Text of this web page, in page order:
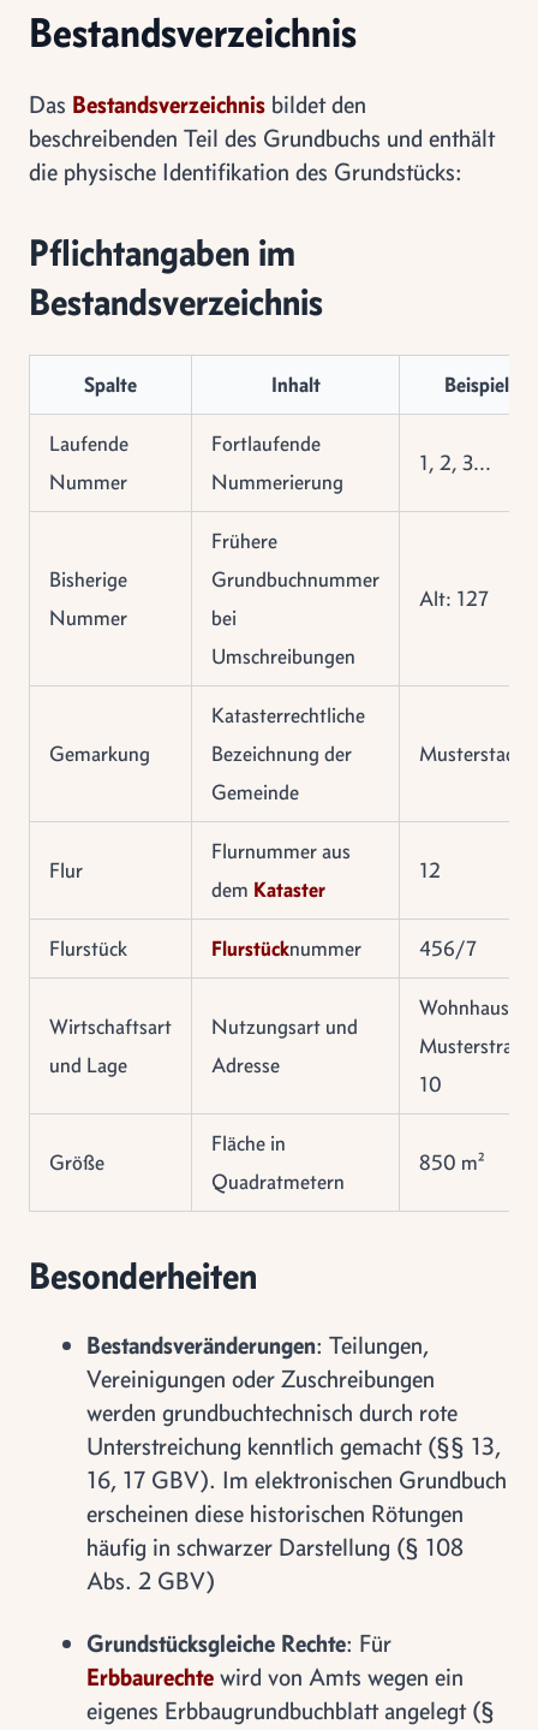
Bestandsverzeichnis
Das Bestandsverzeichnis bildet den
beschreibenden Teil des Grundbuchs und enthält
die physische Identifikation des Grundstücks:
Pflichtangaben im
Bestandsverzeichnis
Spalte Inhalt Beispiel
Laufende
Nummer
Fortlaufende
Nummerierung
1, 2, 3...
Bisherige
Nummer
Frühere
Grundbuchnummer
bei
Umschreibungen
Alt: 127
Gemarkung
Katasterrechtliche
Bezeichnung der
Gemeinde
Musterstadt
Flur
Flurnummer aus
dem Kataster
12
Flurstück Flurstücknummer 456/7
Wirtschaftsart
und Lage
Nutzungsart und
Adresse
Wohnhaus,
Musterstraße
10
Größe
Fläche in
Quadratmetern
850 m²
Besonderheiten
Bestandsveränderungen: Teilungen,
Vereinigungen oder Zuschreibungen
werden grundbuchtechnisch durch rote
Unterstreichung kenntlich gemacht (§§ 13,
16, 17 GBV). Im elektronischen Grundbuch
erscheinen diese historischen Rötungen
häufig in schwarzer Darstellung (§ 108
Abs. 2 GBV)
Grundstücksgleiche Rechte: Für
Erbbaurechte wird von Amts wegen ein
eigenes Erbbaugrundbuchblatt angelegt (§